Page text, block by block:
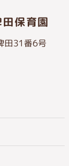
保育園
田31番6号